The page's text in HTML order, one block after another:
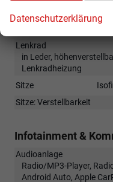
Lenkrad
in Leder,
Lenkradheizung
Sitze
Sitze: Verstellbarkeit
Infotainment &
Audioanlage
Radio/MP3-Player,
Android Auto, Apple
Datenschutzerklärung